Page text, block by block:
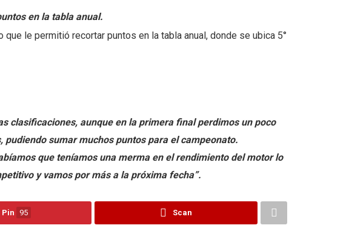
en la tabla anual.
le permitió recortar puntos en la tabla anual, donde se ubica 5°
clasificaciones, aunque en la primera final perdimos un poco
sumar muchos puntos para el campeonato.
que teníamos una merma en el rendimiento del motor lo
y vamos por más a la próxima fecha”.
Pin 95 Scan